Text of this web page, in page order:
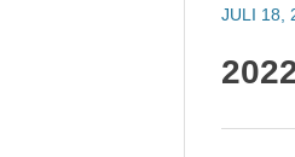
JULI 18,